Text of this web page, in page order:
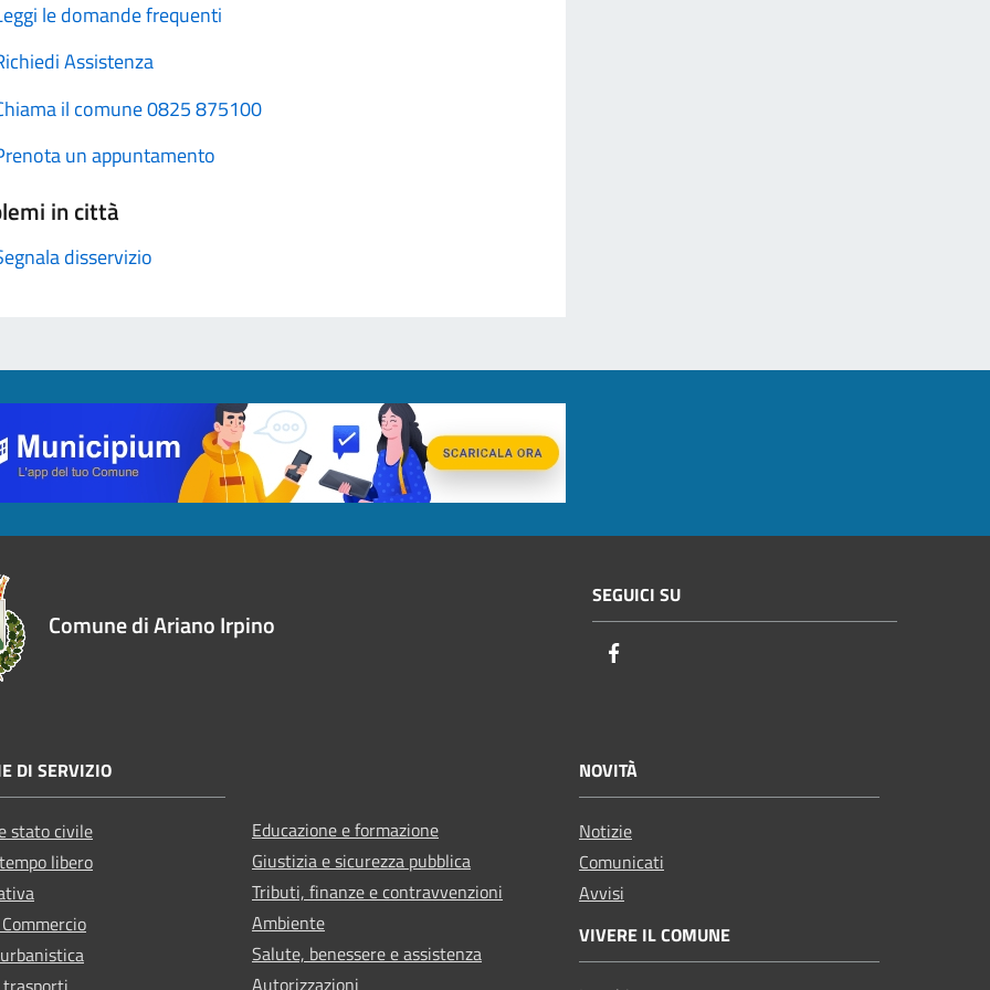
le domande frequenti
Assistenza
il comune 0825 875100
un appuntamento
in città
disservizio
Comune di Ariano Irpino
SEGUICI SU
DI SERVIZIO
stato civile
libero
Educazione e formazione
Giustizia e sicurezza pubblica
Tributi, finanze e contravvenzioni
Ambiente
Salute, benessere e assistenza
Autorizzazioni
NOVITÀ
Notizie
Comunicati
Avvisi
VIVERE IL COMUNE